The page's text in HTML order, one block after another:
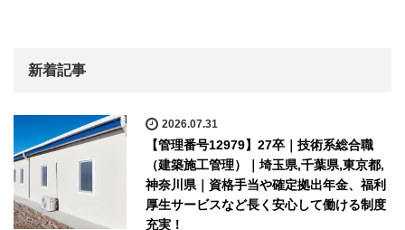
新着記事
2026.07.31
【管理番号12979】27卒｜技術系総合職
（建築施工管理）｜埼玉県,千葉県,東京都,
神奈川県｜資格手当や確定拠出年金、福利
厚生サービスなど長く安心して働ける制度
充実！